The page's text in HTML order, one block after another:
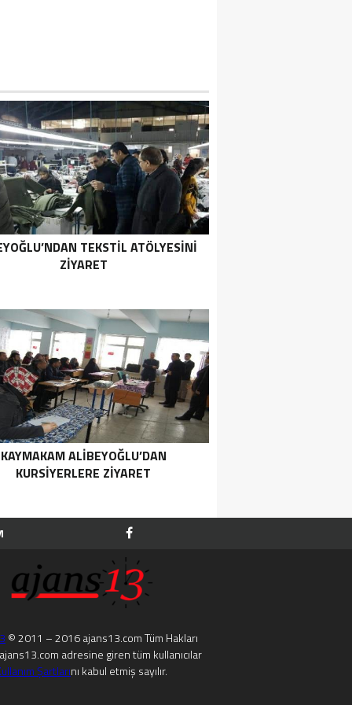
TEKSTIL ATÖLYESINI
ZIYARET
KAYMAKAM ALIBEYOĞLU’DAN
KURSIYERLERE ZIYARET
© 2011 – 2016 ajans13.com Tüm Hakları
ajans13.com adresine giren tüm kullanıcılar
Şartlarını kabul etmiş sayılır.